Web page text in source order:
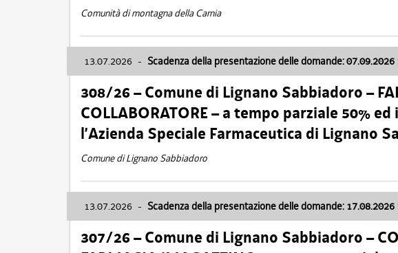
Comunità di montagna della Carnia
13.07.2026 - Scadenza della presentazione delle domande: 07.09.2026
308/26 – Comune di Lignano Sabbiadoro –
COLLABORATORE – a tempo parziale 50%
l’Azienda Speciale Farmaceutica di Lignano
Comune di Lignano Sabbiadoro
13.07.2026 - Scadenza della presentazione delle domande: 17.08.2026
307/26 – Comune di Lignano Sabbiadoro –